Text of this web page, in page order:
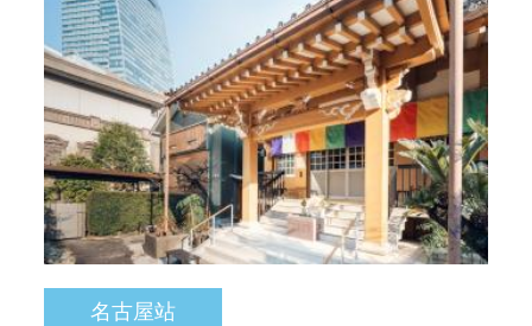
名古屋站